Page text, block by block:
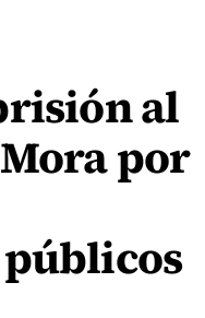
al
por